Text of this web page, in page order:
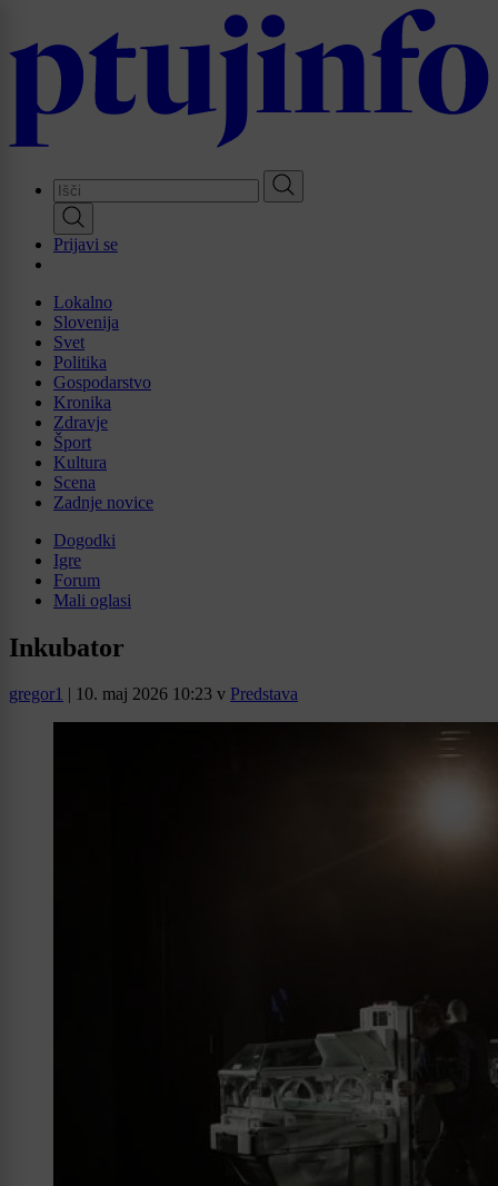
main
Prijavi se
Lokalno
Slovenija
Svet
Politika
Gospodarstvo
Kronika
Zdravje
Šport
Kultura
Scena
Zadnje novice
Dogodki
Igre
Forum
Mali oglasi
Inkubator
gregor1 | 10. maj 2026 10:23 v Predstava